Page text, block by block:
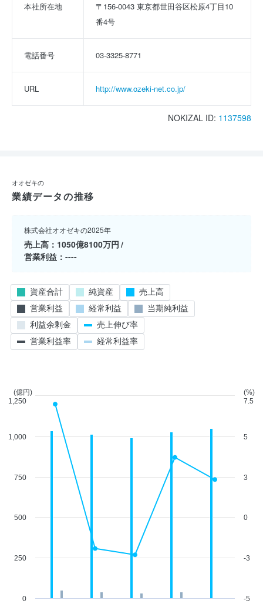
本社所在地
〒156-0043 東京都世田谷区松原4丁目10
番4号
電話番号 03-3325-8771
URL http://www.ozeki-net.co.jp/
NOKIZAL ID: 1137598
オオゼキの
業績データの推移
株式会社オオゼキの2025年
売上高
1050億8100万円
営業利益
----
0
250
500
750
1,000
(億円)
1,250
-5
-3
0
3
5
(%)
7.5
資産合計 純資産
売上高
営業利益
経常利益
当期純利益
利益余剰金
売上伸び率
営業利益率
経常利益率